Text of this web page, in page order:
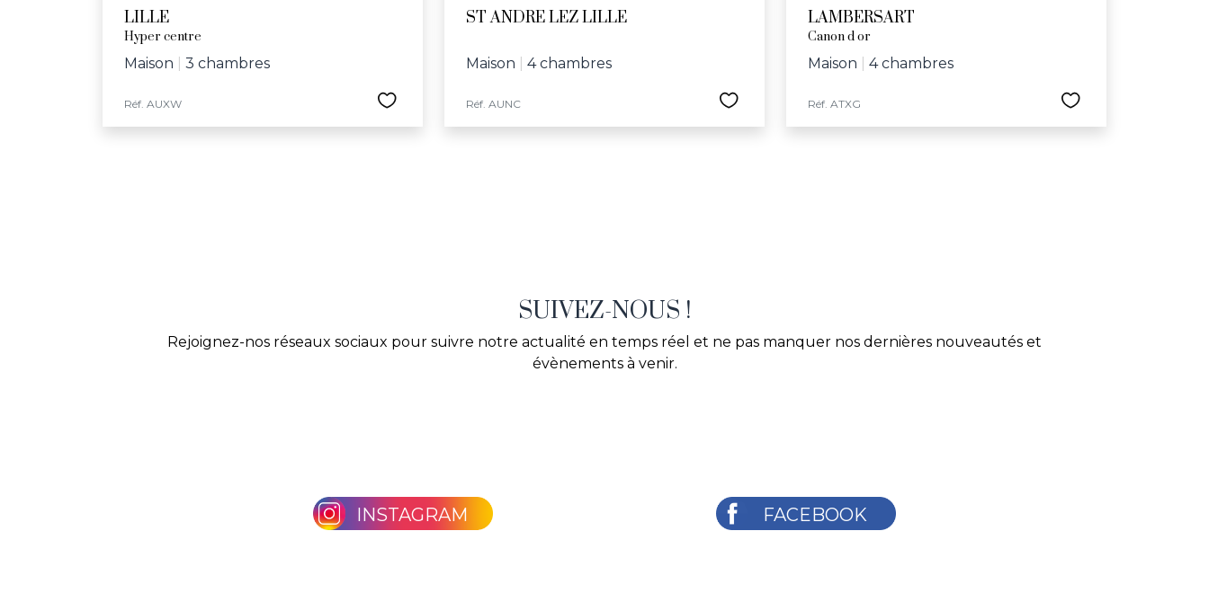
LILLE
Hyper centre
Maison 3 chambres
Réf. AUXW
ST ANDRE LEZ LILLE
Maison 4 chambres
Réf. AUNC
LAMBERSART
Canon d or
Maison 4 chambres
Réf. ATXG
SUIVEZ-NOUS !
Rejoignez-nos réseaux sociaux pour suivre notre actualité en temps réel et ne pas manquer nos dernières nouveautés et
évènements à venir.
INSTAGRAM FACEBOOK